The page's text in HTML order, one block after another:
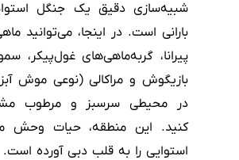
شبیه‌سازی دقیق یک جنگل
بارانی است. در اینجا، می‌توانید
پیرانا، گربه‌ماهی‌های غول‌پیکر،
بازیگوش و مراکالی (نوعی موش
در محیطی سرسبز و مرطوب
کنید. این منطقه، حیات وحش
استوایی را به قلب دبی آورده است.